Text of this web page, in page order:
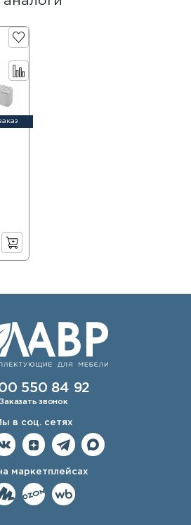
550 84 92
Заказать звонок
в соц. сетях
маркетплейсах